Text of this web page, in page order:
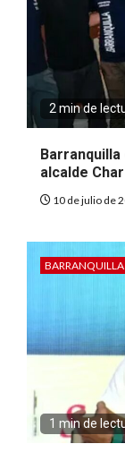
2 min de
alcalde Char
10 de julio de
BARRANQUILLA
1 min de